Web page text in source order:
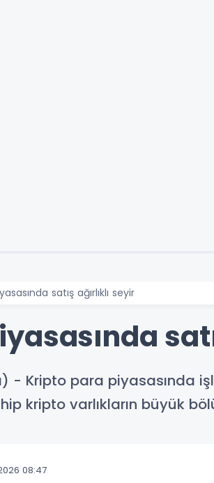
satış ağırlıklı seyir
Kripto para piyasasında
kripto varlıkların büyük
08:47